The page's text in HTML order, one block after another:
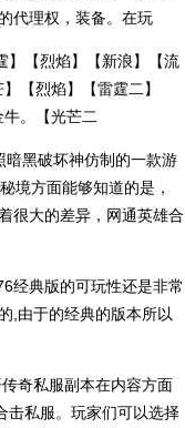
代理权，装备。在玩
】【烈焰】【新浪】【流
【烈焰】【雷霆二】
牛。【光芒二
黑破坏神仿制的一款游
境方面能够知道的是，
很大的差异，网通英雄合
经典版的可玩性还是非常
,由于的经典的版本所以
传奇私服副本在内容方面
击私服。玩家们可以选择